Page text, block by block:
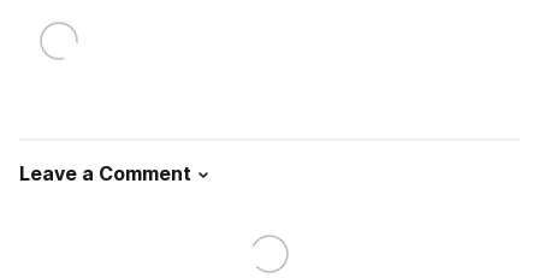
Leave a Comment